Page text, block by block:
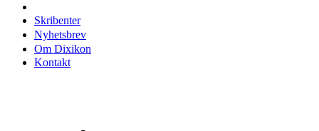
Skribenter
Nyhetsbrev
Om Dixikon
Kontakt